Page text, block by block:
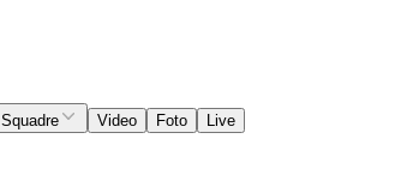
Squadre Video Foto
Live